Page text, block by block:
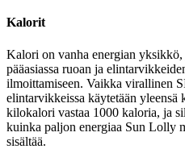
Kalorit
Kalori on vanha energian
pääasiassa ruoan ja
ilmoittamiseen. Vaikka virallinen
elintarvikkeissa käytetään
kilokalori vastaa 1000 kaloria, ja
kuinka paljon energiaa Sun Lolly
sisältää.